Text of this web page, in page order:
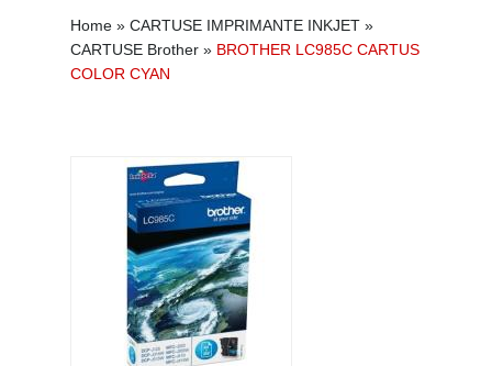
Home » CARTUSE IMPRIMANTE INKJET »
CARTUSE Brother » BROTHER LC985C CARTUS
COLOR CYAN